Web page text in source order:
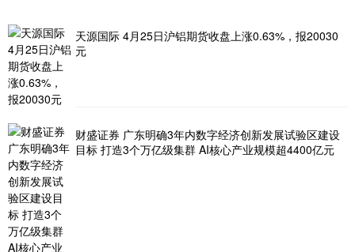
天源国际 4月25日沪铝期货收盘上涨0.63%，报20030
元
财盛证券 广东明确3年内数字经济创新发展试验区建设
目标 打造3个万亿级集群 AI核心产业规模超4400亿元